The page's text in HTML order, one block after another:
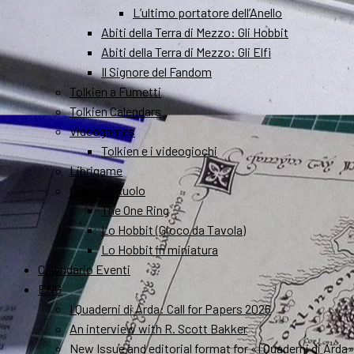
L’ultimo portatore dell’Anello
Abiti della Terra di Mezzo: Gli Hobbit
Abiti della Terra di Mezzo: Gli Elfi
Il Signore del Fandom
Tolkien a Fumetti
Tolkien Calendars
Videogames
Tolkien e i videogiochi
Librigame
Gioco di Ruolo
The One Ring
Lo Hobbit (Gioco da Tavola)
Lo Hobbit in miniatura
Calendario Eventi
ENG
I Quaderni di Arda: Call for Papers 2026
An interview with R. Scott Bakker
New Issue and editorial format for «I Quaderni di Arda»